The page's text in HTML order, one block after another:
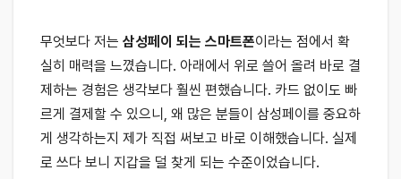
무엇보다 저는 삼성페이 되는 스마트폰이라는 점에서 확
실히 매력을 느꼈습니다. 아래에서 위로 쓸어 올려 바로 결
제하는 경험은 생각보다 훨씬 편했습니다. 카드 없이도 빠
르게 결제할 수 있으니, 왜 많은 분들이 삼성페이를 중요하
게 생각하는지 제가 직접 써보고 바로 이해했습니다. 실제
로 쓰다 보니 지갑을 덜 찾게 되는 수준이었습니다.